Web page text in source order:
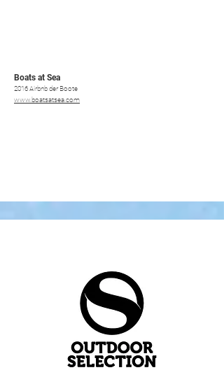
Boats at Sea
2016 Airbnb der Boote
www.boatsatsea.com